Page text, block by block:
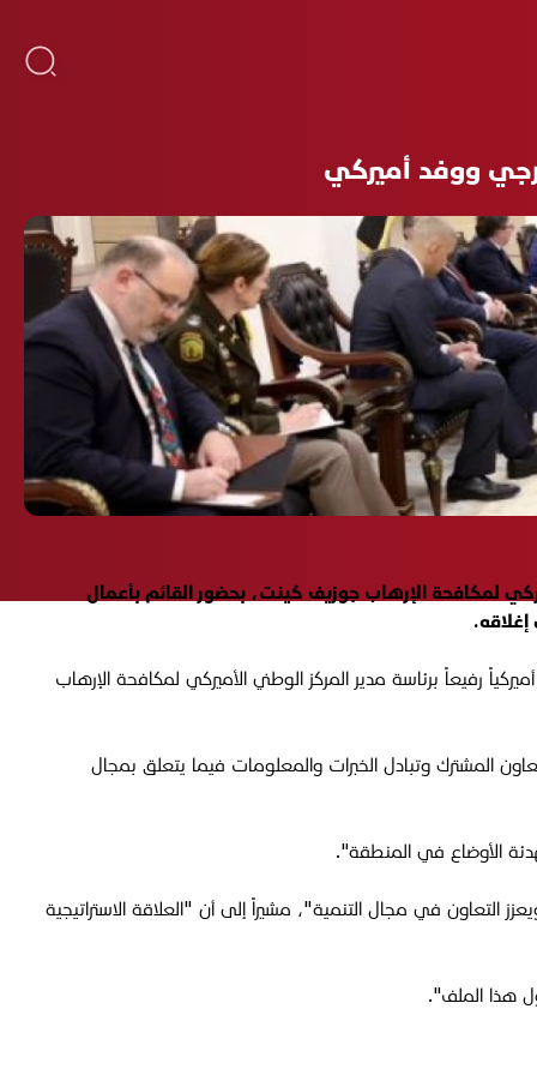
ووفد أميركي
برئاسة مدير المركز الوطني الأميركي لمكافحة الإرهاب جوزيف كينت، بحضور القائم بأعمال
رفيعاً برئاسة مدير المركز الوطني الأميركي لمكافحة الإرهاب
المشترك وتبادل الخبرات والمعلومات فيما يتعلق بمجال
الأوضاع في المنطقة".
التعاون في مجال التنمية"، مشيراً إلى أن "العلاقة الاستراتيجية
هذا الملف".